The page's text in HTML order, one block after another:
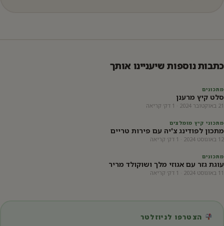
כתבות נוספות שיעניינו אותך
מתכונים
סלט קיץ מרענן
21 באוקטובר 2024 · 1 דק׳ קריאה
מתכוני קיץ מומלצים
מתכון לפודינג צ'יה עם פירות טריים
12 באוגוסט 2024 · 1 דק׳ קריאה
מתכונים
עוגת גזר עם אגוזי מלך ושוקולד מריר
11 באוגוסט 2024 · 1 דק׳ קריאה
הצטרפו לניוזלטר